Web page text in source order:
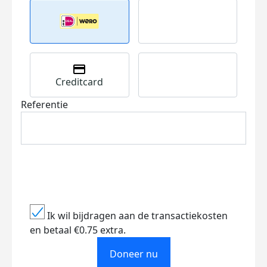
Creditcard
Referentie
Ik wil bijdragen aan de transactiekosten
en betaal €0.75 extra.
Doneer nu